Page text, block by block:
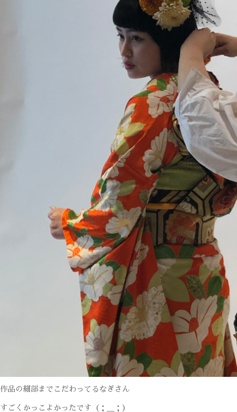
作品の細部までこだわってるなぎさん
すごくかっこよかったです（；＿；）